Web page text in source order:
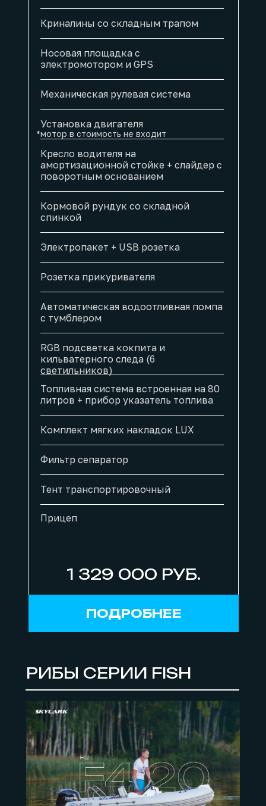
ПОДРОБНЕЕ
Автоматическая водоотливная помпа
с тумблером
Криналины со складным трапом
Носовая площадка с
электромотором и GPS
Механическая рулевая система
Розетка прикуривателя
Электропакет + USB розетка
Кормовой рундук со складной
спинкой
Кресло водителя на
амортизационной стойке + слайдер с
поворотным основанием
Установка двигателя
*мотор в стоимость не входит
1 329 000 РУБ.
RGB подсветка кокпита и
кильватерного следа (6
светильников)
Топливная система встроенная на 80
литров + прибор указатель топлива
Комплект мягких накладок LUX
Фильтр сепаратор
Тент транспортировочный
Прицеп
РИБЫ СЕРИИ FISH